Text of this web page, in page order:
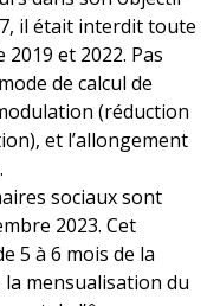
il était interdit toute
et 2022. Pas
de calcul de
(réduction
et l’allongement
sociaux sont
2023. Cet
5 à 6 mois de la
mensualisation du